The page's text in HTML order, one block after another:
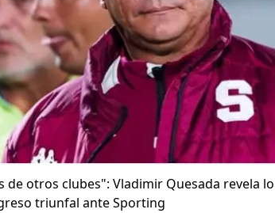
de otros clubes": Vladimir Quesada revela
triunfal ante Sporting